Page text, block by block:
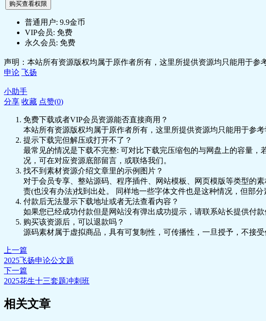
购买查看权限
普通用户: 9.9金币
VIP会员: 免费
永久会员: 免费
声明：本站所有资源版权均属于原作者所有，这里所提供资源均只能用于
申论 飞扬
小助手
分享 收藏 点赞(0)
免费下载或者VIP会员资源能否直接商用？
本站所有资源版权均属于原作者所有，这里所提供资源均只能用于参
提示下载完但解压或打开不了？
最常见的情况是下载不完整: 可对比下载完压缩包的与网盘上的容量
况，可在对应资源底部留言，或联络我们。
找不到素材资源介绍文章里的示例图片？
对于会员专享、整站源码、程序插件、网站模板、网页模版等类型的
责(也没有办法)找到出处。 同样地一些字体文件也是这种情况，但部
付款后无法显示下载地址或者无法查看内容？
如果您已经成功付款但是网站没有弹出成功提示，请联系站长提供付
购买该资源后，可以退款吗？
源码素材属于虚拟商品，具有可复制性，可传播性，一旦授予，不接
上一篇
2025飞扬申论公文题
下一篇
2025花生十三套题冲刺班
相关文章